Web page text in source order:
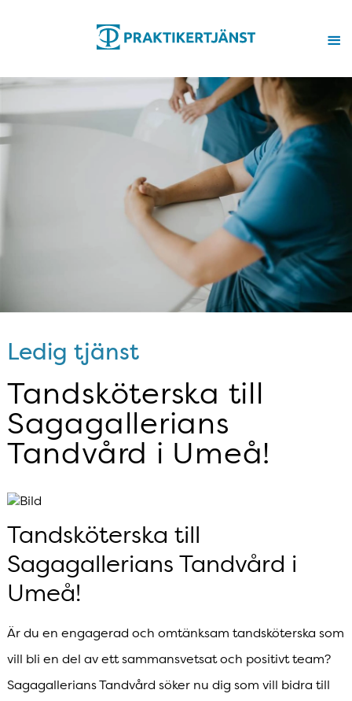
Ledig tjänst
Tandsköterska till
Sagagallerians
Tandvård i Umeå!
Tandsköterska till
Sagagallerians Tandvård i
Umeå!
Är du en engagerad och omtänksam tandsköterska som
vill bli en del av ett sammansvetsat och positivt team?
Sagagallerians Tandvård söker nu dig som vill bidra till